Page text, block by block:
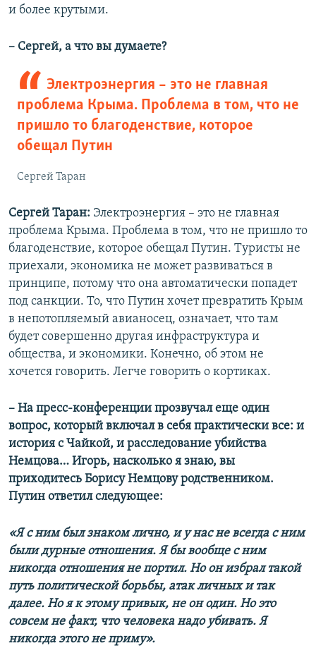
и более крутыми.
– Сергей, а что вы думаете?
Электроэнергия – это не главная
проблема Крыма. Проблема в том, что не
пришло то благоденствие, которое
обещал Путин
Сергей Таран
Сергей Таран: Электроэнергия – это не главная
проблема Крыма. Проблема в том, что не пришло то
благоденствие, которое обещал Путин. Туристы не
приехали, экономика не может развиваться в
принципе, потому что она автоматически попадет
под санкции. То, что Путин хочет превратить Крым
в непотопляемый авианосец, означает, что там
будет совершенно другая инфраструктура и
общества, и экономики. Конечно, об этом не
хочется говорить. Легче говорить о кортиках.
– На пресс-конференции прозвучал еще один
вопрос, который включал в себя практически все: и
история с Чайкой, и расследование убийства
Немцова… Игорь, насколько я знаю, вы
приходитесь Борису Немцову родственником.
Путин ответил следующее:
«Я с ним был знаком лично, и у нас не всегда с ним
были дурные отношения. Я бы вообще с ним
никогда отношения не портил. Но он избрал такой
путь политической борьбы, атак личных и так
далее. Но я к этому привык, не он один. Но это
совсем не факт, что человека надо убивать. Я
никогда этого не приму».